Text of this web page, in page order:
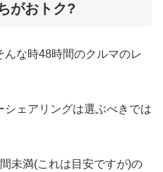
がおトク?
な時48時間のクルマのレ
シェアリングは選ぶべきでは
未満(これは目安ですが)の